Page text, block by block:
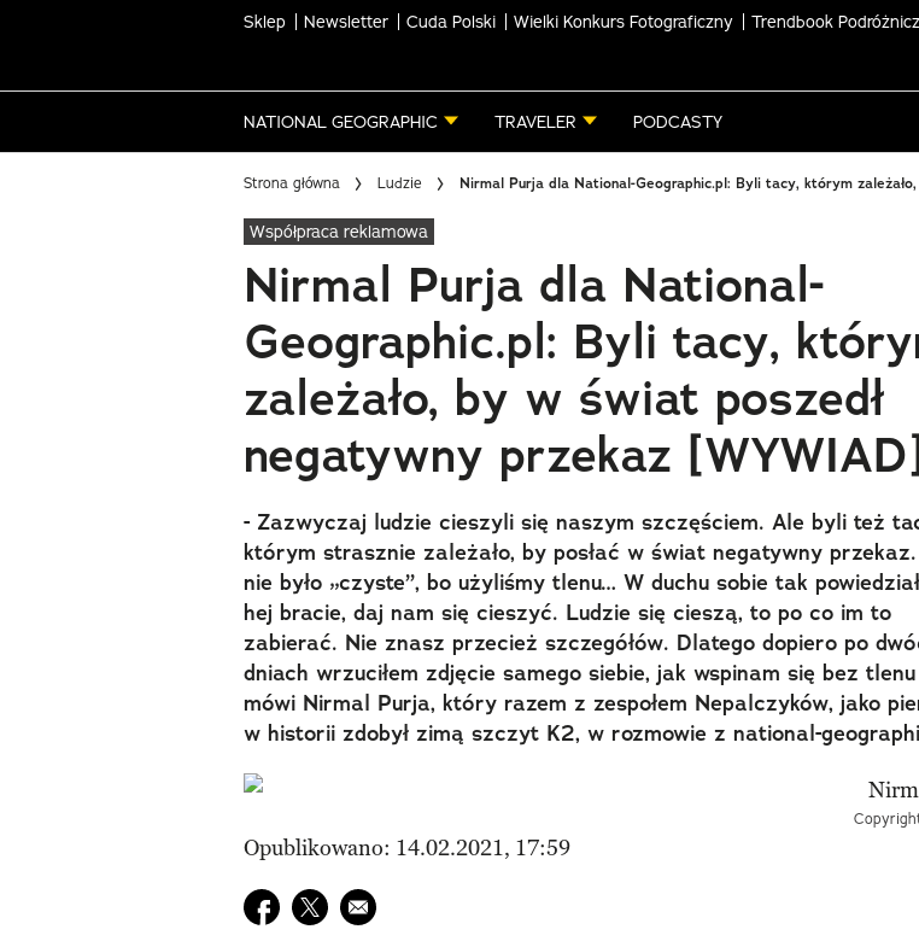
main
Sklep Newsletter Cuda Polski Wielki Konkurs Fotograficzny Trendbook
NATIONAL GEOGRAPHIC TRAVELER PODCASTY
Strona główna Ludzie Nirmal Purja dla National-Geographic.pl: Byli tacy, którym
Współpraca reklamowa
Nirmal Purja dla National-
Geographic.pl: Byli tacy,
zależało, by w świat poszedł
negatywny przekaz​​
- Zazwyczaj ludzie cieszyli się naszym szczęściem. Ale byli też
którym strasznie zależało, by posłać w świat negatywny
nie było „czyste”, bo użyliśmy tlenu… W duchu sobie tak
hej bracie, daj nam się cieszyć. Ludzie się cieszą, to po co im to
zabierać. Nie znasz przecież szczegółów. Dlatego dopiero po
dniach wrzuciłem zdjęcie samego siebie, jak wspinam się bez
mówi Nirmal Purja, który razem z zespołem Nepalczyków, jako
w historii zdobył zimą szczyt K2, w rozmowie z national-
Opublikowano: 14.02.2021, 17:59
Udostępnij na facebook
Udostępnij na twitter
E-mail do przyjaciela